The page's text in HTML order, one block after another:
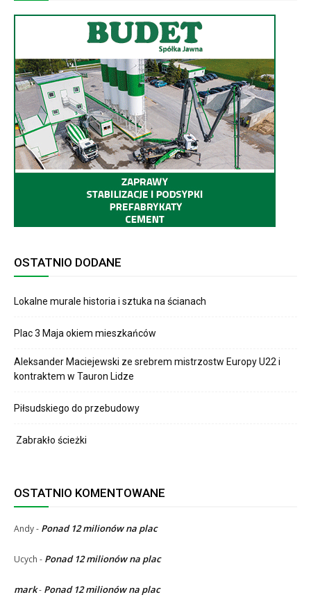
OSTATNIO DODANE
Lokalne murale historia i sztuka na ścianach
Plac 3 Maja okiem mieszkańców
Aleksander Maciejewski ze srebrem mistrzostw Europy U22 i
kontraktem w Tauron Lidze
Piłsudskiego do przebudowy
Zabrakło ścieżki
OSTATNIO KOMENTOWANE
Andy- Ponad 12 milionów na plac
Ucych - Ponad 12 milionów na plac
mark- Ponad 12 milionów na plac